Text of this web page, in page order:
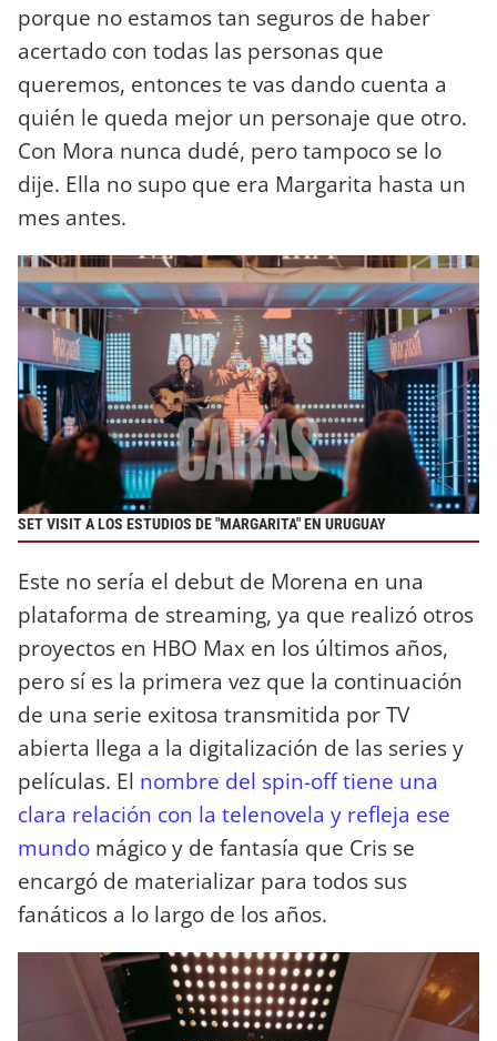
porque no estamos tan seguros de haber
acertado con todas las personas que
queremos, entonces te vas dando cuenta a
quién le queda mejor un personaje que otro.
Con Mora nunca dudé, pero tampoco se lo
dije. Ella no supo que era Margarita hasta un
mes antes.
SET VISIT A LOS ESTUDIOS DE "MARGARITA" EN URUGUAY
Este no sería el debut de Morena en una
plataforma de streaming, ya que realizó otros
proyectos en HBO Max en los últimos años,
pero sí es la primera vez que la continuación
de una serie exitosa transmitida por TV
abierta llega a la digitalización de las series y
películas. El nombre del spin-off tiene una
clara relación con la telenovela y refleja ese
mundo mágico y de fantasía que Cris se
encargó de materializar para todos sus
fanáticos a lo largo de los años.